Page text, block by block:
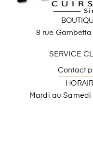
8 rue
SERVICE
Contact
Mardi au Samedi